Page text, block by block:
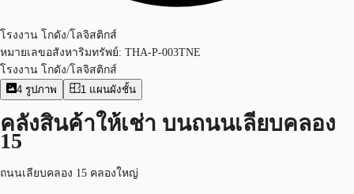
โรงงาน โกดัง/โลจิสติกส์
หมายเลขอสังหาริมทรัพย์: THA-P-003TNE
โรงงาน โกดัง/โลจิสติกส์
4 รูปภาพ 1 แผนผังชั้น
คลังสินค้าให้เช่า บนถนนเลียบคลอง
15
ถนนเลียบคลอง 15 คลองใหญ่